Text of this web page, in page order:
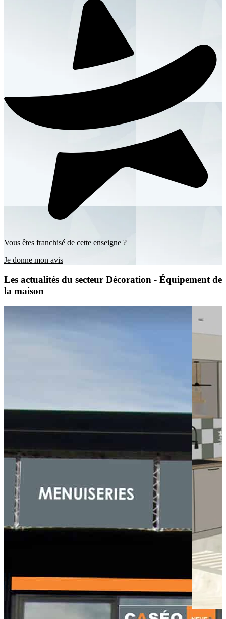
Vous êtes franchisé de cette enseigne ?
Je donne mon avis
Les actualités du secteur Décoration - Équipement de
la maison